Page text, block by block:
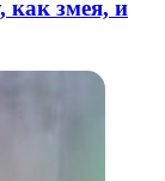
как змея, и